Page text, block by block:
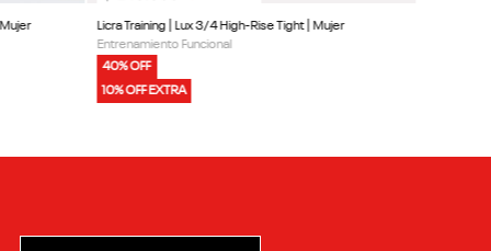
Licra Training | Lux 3/4 High-Rise Tight | Mujer
Entrenamiento Funcional
40% OFF
10% OFF EXTRA